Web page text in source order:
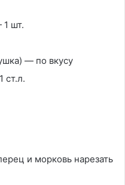
шт.
— по вкусу
ст.л.
и морковь нарезать